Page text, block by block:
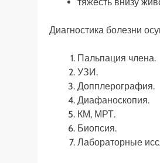
Диагностика болезни
Пальпация члена.
УЗИ.
Допплерография.
Диафаноскопия.
КМ, МРТ.
Биопсия.
Лабораторные